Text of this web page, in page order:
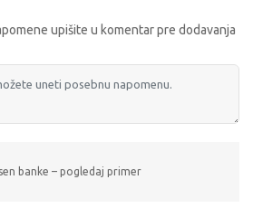
upišite u komentar pre dodavanja
banke – pogledaj primer